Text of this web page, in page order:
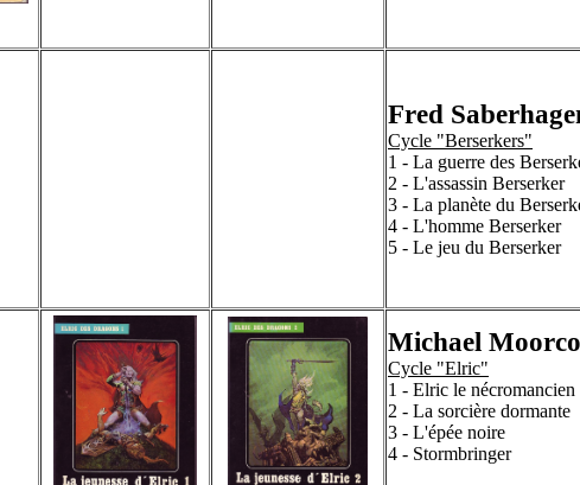
Fred
Cycle "Berserkers"
1 - La guerre des
2 - L'assassin Berserker
3 - La planète du
4 - L'homme Berserker
5 - Le jeu du Berserker
Michael
Cycle "Elric"
1 - Elric le nécromancien
2 - La sorcière dormante
3 - L'épée noire
4 - Stormbringer